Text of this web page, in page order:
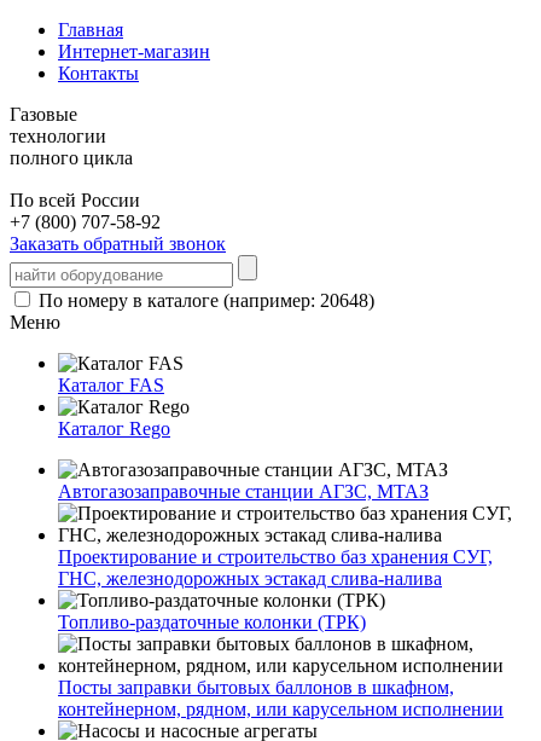
Главная
Интернет-магазин
Контакты
Газовые
технологии
полного цикла
По всей России
+7 (800) 707-58-92
Заказать обратный звонок
По номеру в каталоге (например: 20648)
Меню
Каталог FAS
Каталог Rego
Автогазозаправочные станции АГЗС, МТАЗ
Проектирование и строительство баз хранения СУГ,
ГНС, железнодорожных эстакад слива-налива
Топливо-раздаточные колонки (ТРК)
Посты заправки бытовых баллонов в шкафном,
контейнерном, рядном, или карусельном исполнении